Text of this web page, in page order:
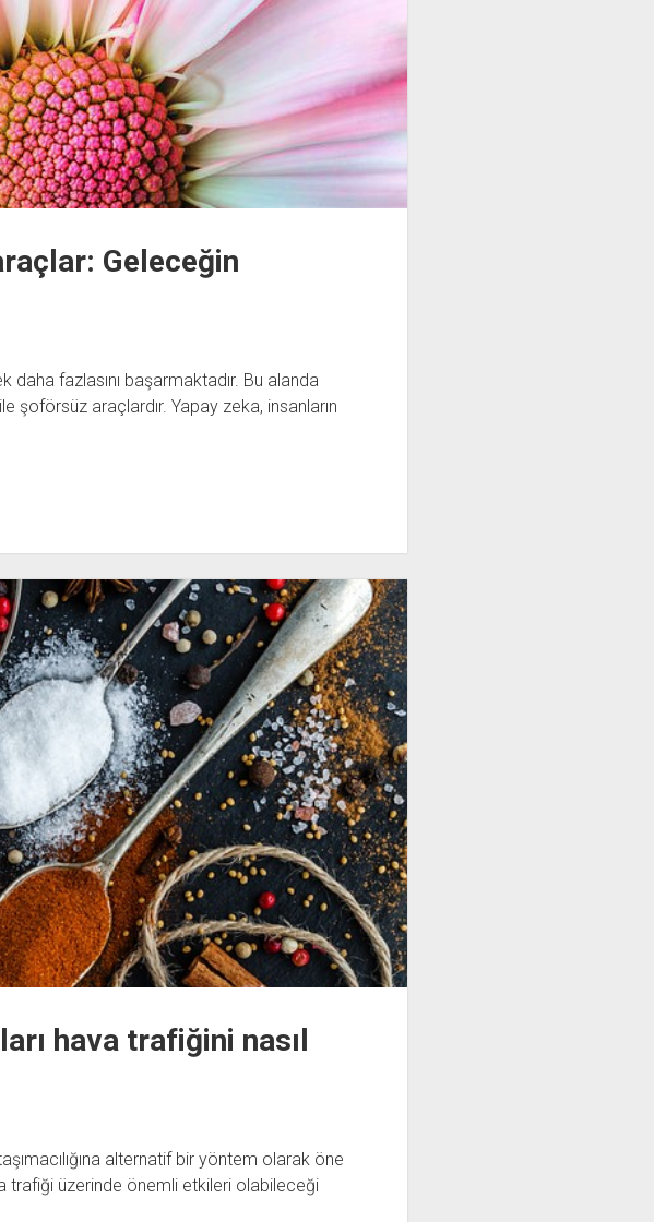
Geleceğin
daha fazlasını başarmaktadır. Bu alanda
şoförsüz araçlardır. Yapay zeka, insanların
hava trafiğini nasıl
alternatif bir yöntem olarak öne
trafiği üzerinde önemli etkileri olabileceği